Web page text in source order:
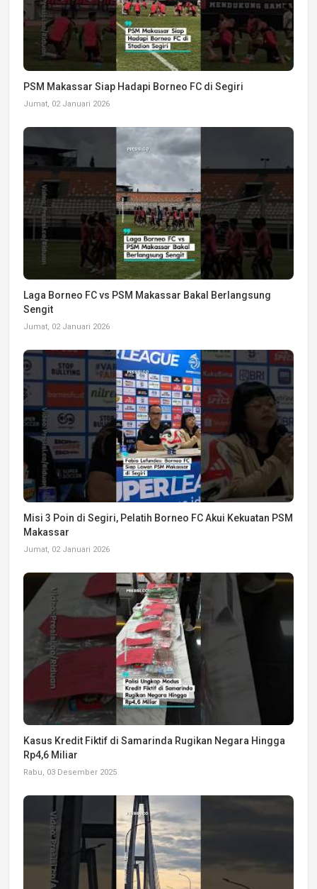
PSM Makassar Siap Hadapi Borneo FC di Segiri
Jumat, 02 Januari 2026
Laga Borneo FC vs PSM Makassar Bakal Berlangsung
Sengit
Jumat, 02 Januari 2026
Misi 3 Poin di Segiri, Pelatih Borneo FC Akui Kekuatan PSM
Makassar
Jumat, 02 Januari 2026
Kasus Kredit Fiktif di Samarinda Rugikan Negara Hingga
Rp4,6 Miliar
Rabu, 03 Desember 2025